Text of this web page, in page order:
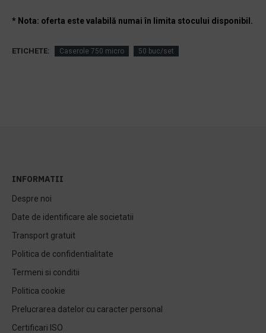
* Nota: oferta este valabilă numai în limita stocului disponibil.
ETICHETE: Caserole 750 micro 50 buc/set
INFORMATII
Despre noi
Date de identificare ale societatii
Transport gratuit
Politica de confidentialitate
Termeni si conditii
Politica cookie
Prelucrarea datelor cu caracter personal
Certificari ISO